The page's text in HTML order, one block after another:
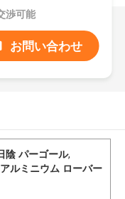
渉可能
お問い合わせ
陰 パーゴール,
ルミニウム ローバー